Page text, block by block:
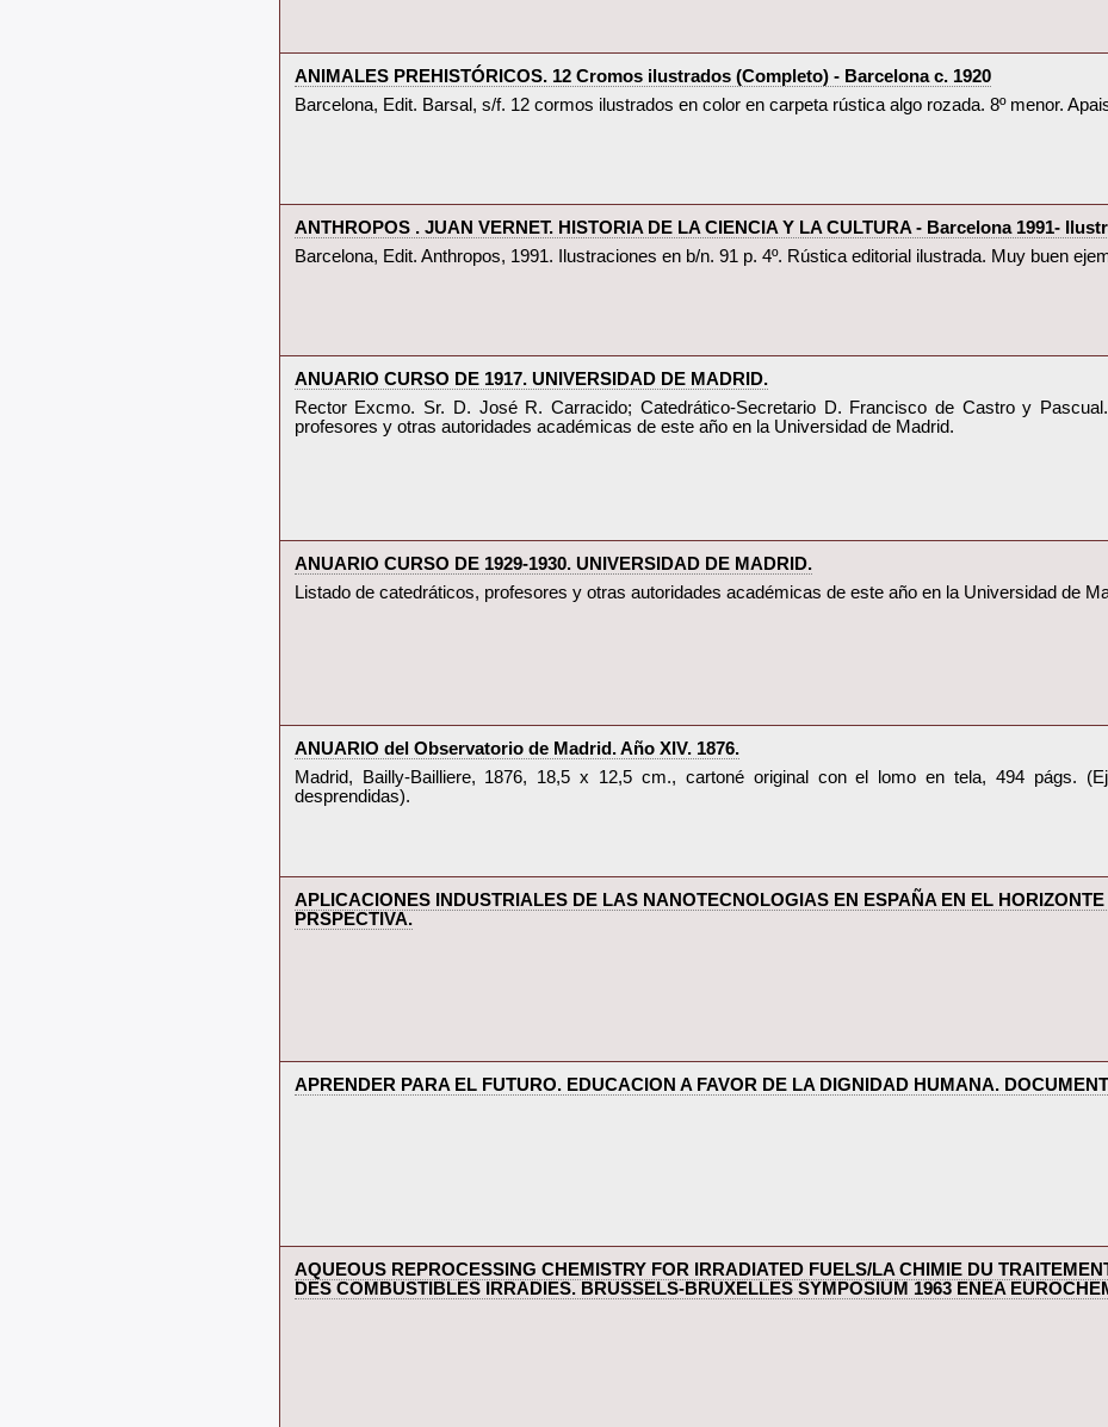
‎ANIMALES PREHISTÓRICOS. 12 Cromos ilustrados (Completo) - Barcelona c. 1920‎
‎Barcelona, Edit. Barsal, s/f. 12 cormos ilustrados en color en carpeta rústica algo rozada. 8º menor.
‎ANTHROPOS . JUAN VERNET. HISTORIA DE LA CIENCIA Y LA CULTURA - Barcelona 1991-
‎Barcelona, Edit. Anthropos, 1991. Ilustraciones en b/n. 91 p. 4º. Rústica editorial ilustrada. Muy buen
‎ANUARIO CURSO DE 1917. UNIVERSIDAD DE MADRID.‎
‎Rector Excmo. Sr. D. José R. Carracido; Catedrático-Secretario D. Francisco de Castro y
profesores y otras autoridades académicas de este año en la Universidad de Madrid.‎
‎ANUARIO CURSO DE 1929-1930. UNIVERSIDAD DE MADRID.‎
‎Listado de catedráticos, profesores y otras autoridades académicas de este año en la Universidad de
‎ANUARIO del Observatorio de Madrid. Año XIV. 1876.‎
‎Madrid, Bailly-Bailliere, 1876, 18,5 x 12,5 cm., cartoné original con el lomo en tela, 494 págs.
desprendidas).‎
‎APLICACIONES INDUSTRIALES DE LAS NANOTECNOLOGIAS EN ESPAÑA EN EL HORIZONTE
PRSPECTIVA.‎
‎APRENDER PARA EL FUTURO. EDUCACION A FAVOR DE LA DIGNIDAD HUMANA.
‎AQUEOUS REPROCESSING CHEMISTRY FOR IRRADIATED FUELS/LA CHIMIE DU
DES COMBUSTIBLES IRRADIES. BRUSSELS-BRUXELLES SYMPOSIUM 1963 ENEA